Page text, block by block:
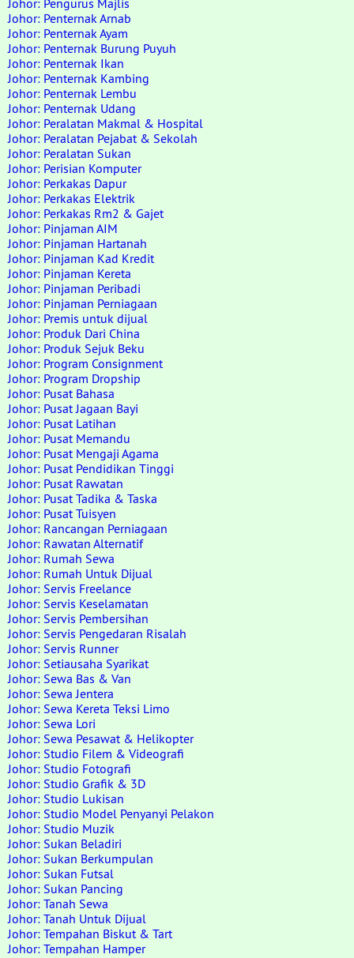
Johor: Pengurus Majlis
Johor: Penternak Arnab
Johor: Penternak Ayam
Johor: Penternak Burung Puyuh
Johor: Penternak Ikan
Johor: Penternak Kambing
Johor: Penternak Lembu
Johor: Penternak Udang
Johor: Peralatan Makmal & Hospital
Johor: Peralatan Pejabat & Sekolah
Johor: Peralatan Sukan
Johor: Perisian Komputer
Johor: Perkakas Dapur
Johor: Perkakas Elektrik
Johor: Perkakas Rm2 & Gajet
Johor: Pinjaman AIM
Johor: Pinjaman Hartanah
Johor: Pinjaman Kad Kredit
Johor: Pinjaman Kereta
Johor: Pinjaman Peribadi
Johor: Pinjaman Perniagaan
Johor: Premis untuk dijual
Johor: Produk Dari China
Johor: Produk Sejuk Beku
Johor: Program Consignment
Johor: Program Dropship
Johor: Pusat Bahasa
Johor: Pusat Jagaan Bayi
Johor: Pusat Latihan
Johor: Pusat Memandu
Johor: Pusat Mengaji Agama
Johor: Pusat Pendidikan Tinggi
Johor: Pusat Rawatan
Johor: Pusat Tadika & Taska
Johor: Pusat Tuisyen
Johor: Rancangan Perniagaan
Johor: Rawatan Alternatif
Johor: Rumah Sewa
Johor: Rumah Untuk Dijual
Johor: Servis Freelance
Johor: Servis Keselamatan
Johor: Servis Pembersihan
Johor: Servis Pengedaran Risalah
Johor: Servis Runner
Johor: Setiausaha Syarikat
Johor: Sewa Bas & Van
Johor: Sewa Jentera
Johor: Sewa Kereta Teksi Limo
Johor: Sewa Lori
Johor: Sewa Pesawat & Helikopter
Johor: Studio Filem & Videografi
Johor: Studio Fotografi
Johor: Studio Grafik & 3D
Johor: Studio Lukisan
Johor: Studio Model Penyanyi Pelakon
Johor: Studio Muzik
Johor: Sukan Beladiri
Johor: Sukan Berkumpulan
Johor: Sukan Futsal
Johor: Sukan Pancing
Johor: Tanah Sewa
Johor: Tanah Untuk Dijual
Johor: Tempahan Biskut & Tart
Johor: Tempahan Hamper